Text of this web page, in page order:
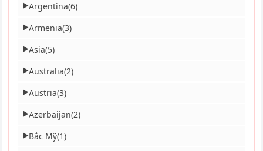
▶Argentina(6)
▶Armenia(3)
▶Asia(5)
▶Australia(2)
▶Austria(3)
▶Azerbaijan(2)
▶Bắc Mỹ(1)